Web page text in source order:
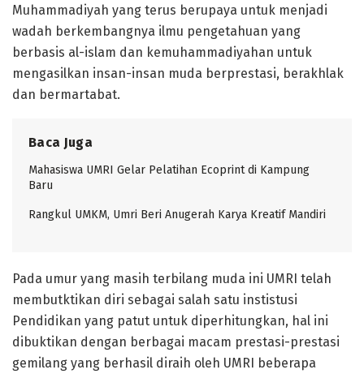
Muhammadiyah yang terus berupaya untuk menjadi
wadah berkembangnya ilmu pengetahuan yang
berbasis al-islam dan kemuhammadiyahan untuk
mengasilkan insan-insan muda berprestasi, berakhlak
dan bermartabat.
Baca Juga
Mahasiswa UMRI Gelar Pelatihan Ecoprint di Kampung
Baru
Rangkul UMKM, Umri Beri Anugerah Karya Kreatif Mandiri
Pada umur yang masih terbilang muda ini UMRI telah
membutktikan diri sebagai salah satu instistusi
Pendidikan yang patut untuk diperhitungkan, hal ini
dibuktikan dengan berbagai macam prestasi-prestasi
gemilang yang berhasil diraih oleh UMRI beberapa